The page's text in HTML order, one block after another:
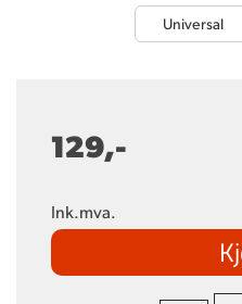
Universal
129,-
Ink.mva.